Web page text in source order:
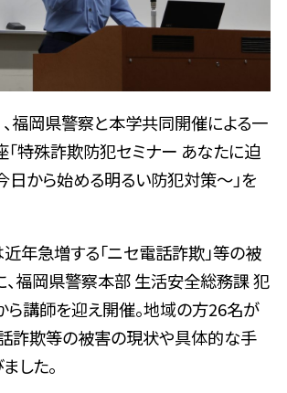
、福岡県警察と本学共同開催による一
特殊詐欺防犯セミナー あなたに迫
日から始める明るい防犯対策～」を
年急増する「ニセ電話詐欺」等の被
福岡県警察本部 生活安全総務課 犯
講師を迎え開催。地域の方26名が
詐欺等の被害の現状や具体的な手
した。